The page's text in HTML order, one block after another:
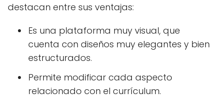
destacan entre sus ventajas:
Es una plataforma muy visual, que
cuenta con diseños muy elegantes y bien
estructurados.
Permite modificar cada aspecto
relacionado con el currículum.